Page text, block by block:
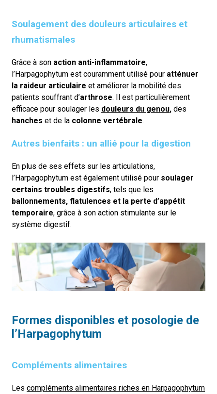
Soulagement des douleurs articulaires et
rhumatismales
Grâce à son action anti-inflammatoire,
l’Harpagophytum est couramment utilisé pour atténuer
la raideur articulaire et améliorer la mobilité des
patients souffrant d’arthrose. Il est particulièrement
efficace pour soulager les douleurs du genou, des
hanches et de la colonne vertébrale.
Autres bienfaits : un allié pour la digestion
En plus de ses effets sur les articulations,
l’Harpagophytum est également utilisé pour soulager
certains troubles digestifs, tels que les
ballonnements, flatulences et la perte d’appétit
temporaire, grâce à son action stimulante sur le
système digestif.
Formes disponibles et posologie de
l’Harpagophytum
Compléments alimentaires
Les compléments alimentaires riches en Harpagophytum